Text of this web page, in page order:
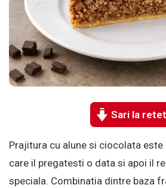
Sari la
Prajitura cu alune si ciocolata
care il pregatesti o data si apoi il
speciala. Combinatia dintre baza